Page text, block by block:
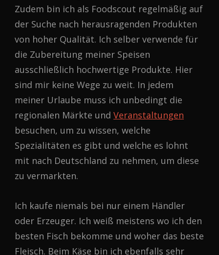
Zudem bin ich als Foodscout regelmäßig auf
der Suche nach herausragenden Produkten
von hoher Qualität. Ich selber verwende für
die Zubereitung meiner Speisen
ausschließlich hochwertige Produkte. Hier
sind mir keine Wege zu weit. In jedem
meiner Urlaube muss ich unbedingt die
regionalen Märkte und Veranstaltungen
besuchen, um zu wissen, welche
Spezialitäten es gibt und welche es lohnt
mit nach Deutschland zu nehmen, um diese
zu vermarkten.
Ich kaufe niemals bei nur einem Händler
oder Erzeuger. Ich weiß meistens wo ich den
besten Fisch bekomme und woher das beste
Fleisch. Beim Käse bin ich ebenfalls sehr